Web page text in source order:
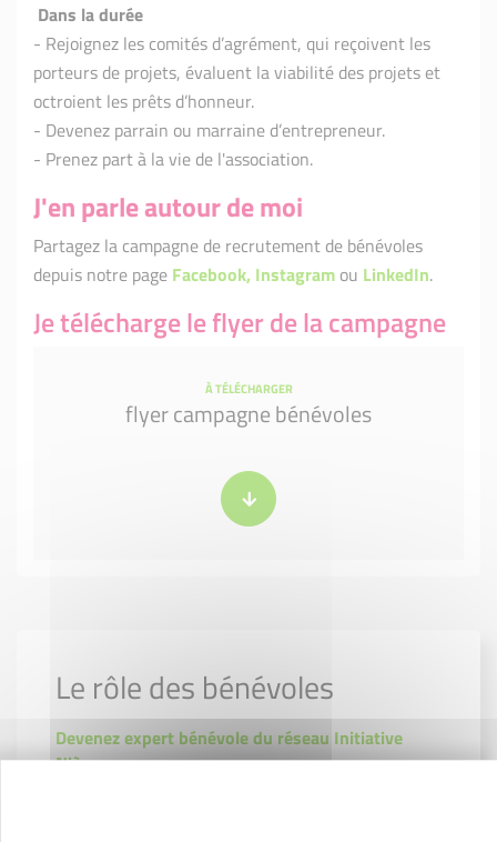
Dans la durée
- Rejoignez les comités d’agrément, qui reçoivent les
porteurs de projets, évaluent la viabilité des projets et
octroient les prêts d’honneur.
- Devenez parrain ou marraine d’entrepreneur.
- Prenez part à la vie de l'association.
J'en parle autour de moi
Partagez la campagne de recrutement de bénévoles
depuis notre page Facebook, Instagram ou LinkedIn.
Je télécharge le flyer de la campagne
À TÉLÉCHARGER
flyer campagne bénévoles
Le rôle des bénévoles
Devenez expert bénévole du réseau Initiative
Nièvre